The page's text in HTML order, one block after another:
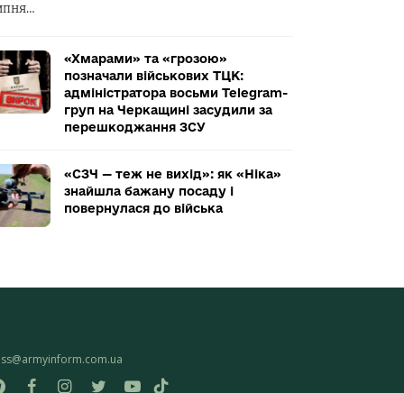
«Хмарами» та «грозою»
позначали військових ТЦК:
адміністратора восьми Telegram-
груп на Черкащині засудили за
перешкоджання ЗСУ
«СЗЧ — теж не вихід»: як «Ніка»
знайшла бажану посаду і
повернулася до війська